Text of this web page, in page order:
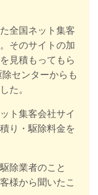
全国ネット集客
そのサイトの加
見積もってもら
センターからも
た。
ト集客会社サイ
り・駆除料金を
除業者のこと
様から聞いたこ